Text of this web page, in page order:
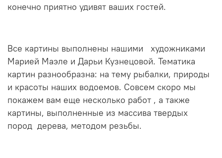
конечно приятно удивят ваших гостей.
Все картины выполнены нашими художниками
Марией Маэле и Дарьи Кузнецовой. Тематика
картин разнообразна: на тему рыбалки, природы
и красоты наших водоемов. Совсем скоро мы
покажем вам еще несколько работ , а также
картины, выполненные из массива твердых
пород дерева, методом резьбы.